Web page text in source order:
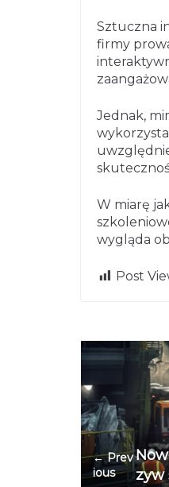
Sztuczna
firmy
Jednak,
W miarę
wygląda
Post
← Prev
ious
zyw